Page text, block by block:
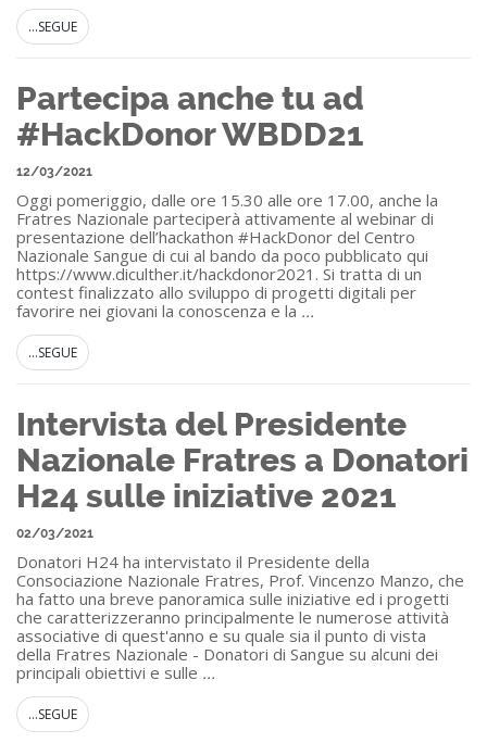
...SEGUE
Partecipa anche tu ad
#HackDonor WBDD21
12/03/2021
Oggi pomeriggio, dalle ore 15.30 alle ore 17.00, anche la
Fratres Nazionale parteciperà attivamente al webinar di
presentazione dell’hackathon #HackDonor del Centro
Nazionale Sangue di cui al bando da poco pubblicato qui
https://www.diculther.it/hackdonor2021. Si tratta di un
contest finalizzato allo sviluppo di progetti digitali per
favorire nei giovani la conoscenza e la...
...SEGUE
Intervista del Presidente
Nazionale Fratres a Donatori
H24 sulle iniziative 2021
02/03/2021
Donatori H24 ha intervistato il Presidente della
Consociazione Nazionale Fratres, Prof. Vincenzo Manzo, che
ha fatto una breve panoramica sulle iniziative ed i progetti
che caratterizzeranno principalmente le numerose attività
associative di quest'anno e su quale sia il punto di vista
della Fratres Nazionale - Donatori di Sangue su alcuni dei
principali obiettivi e sulle ...
...SEGUE